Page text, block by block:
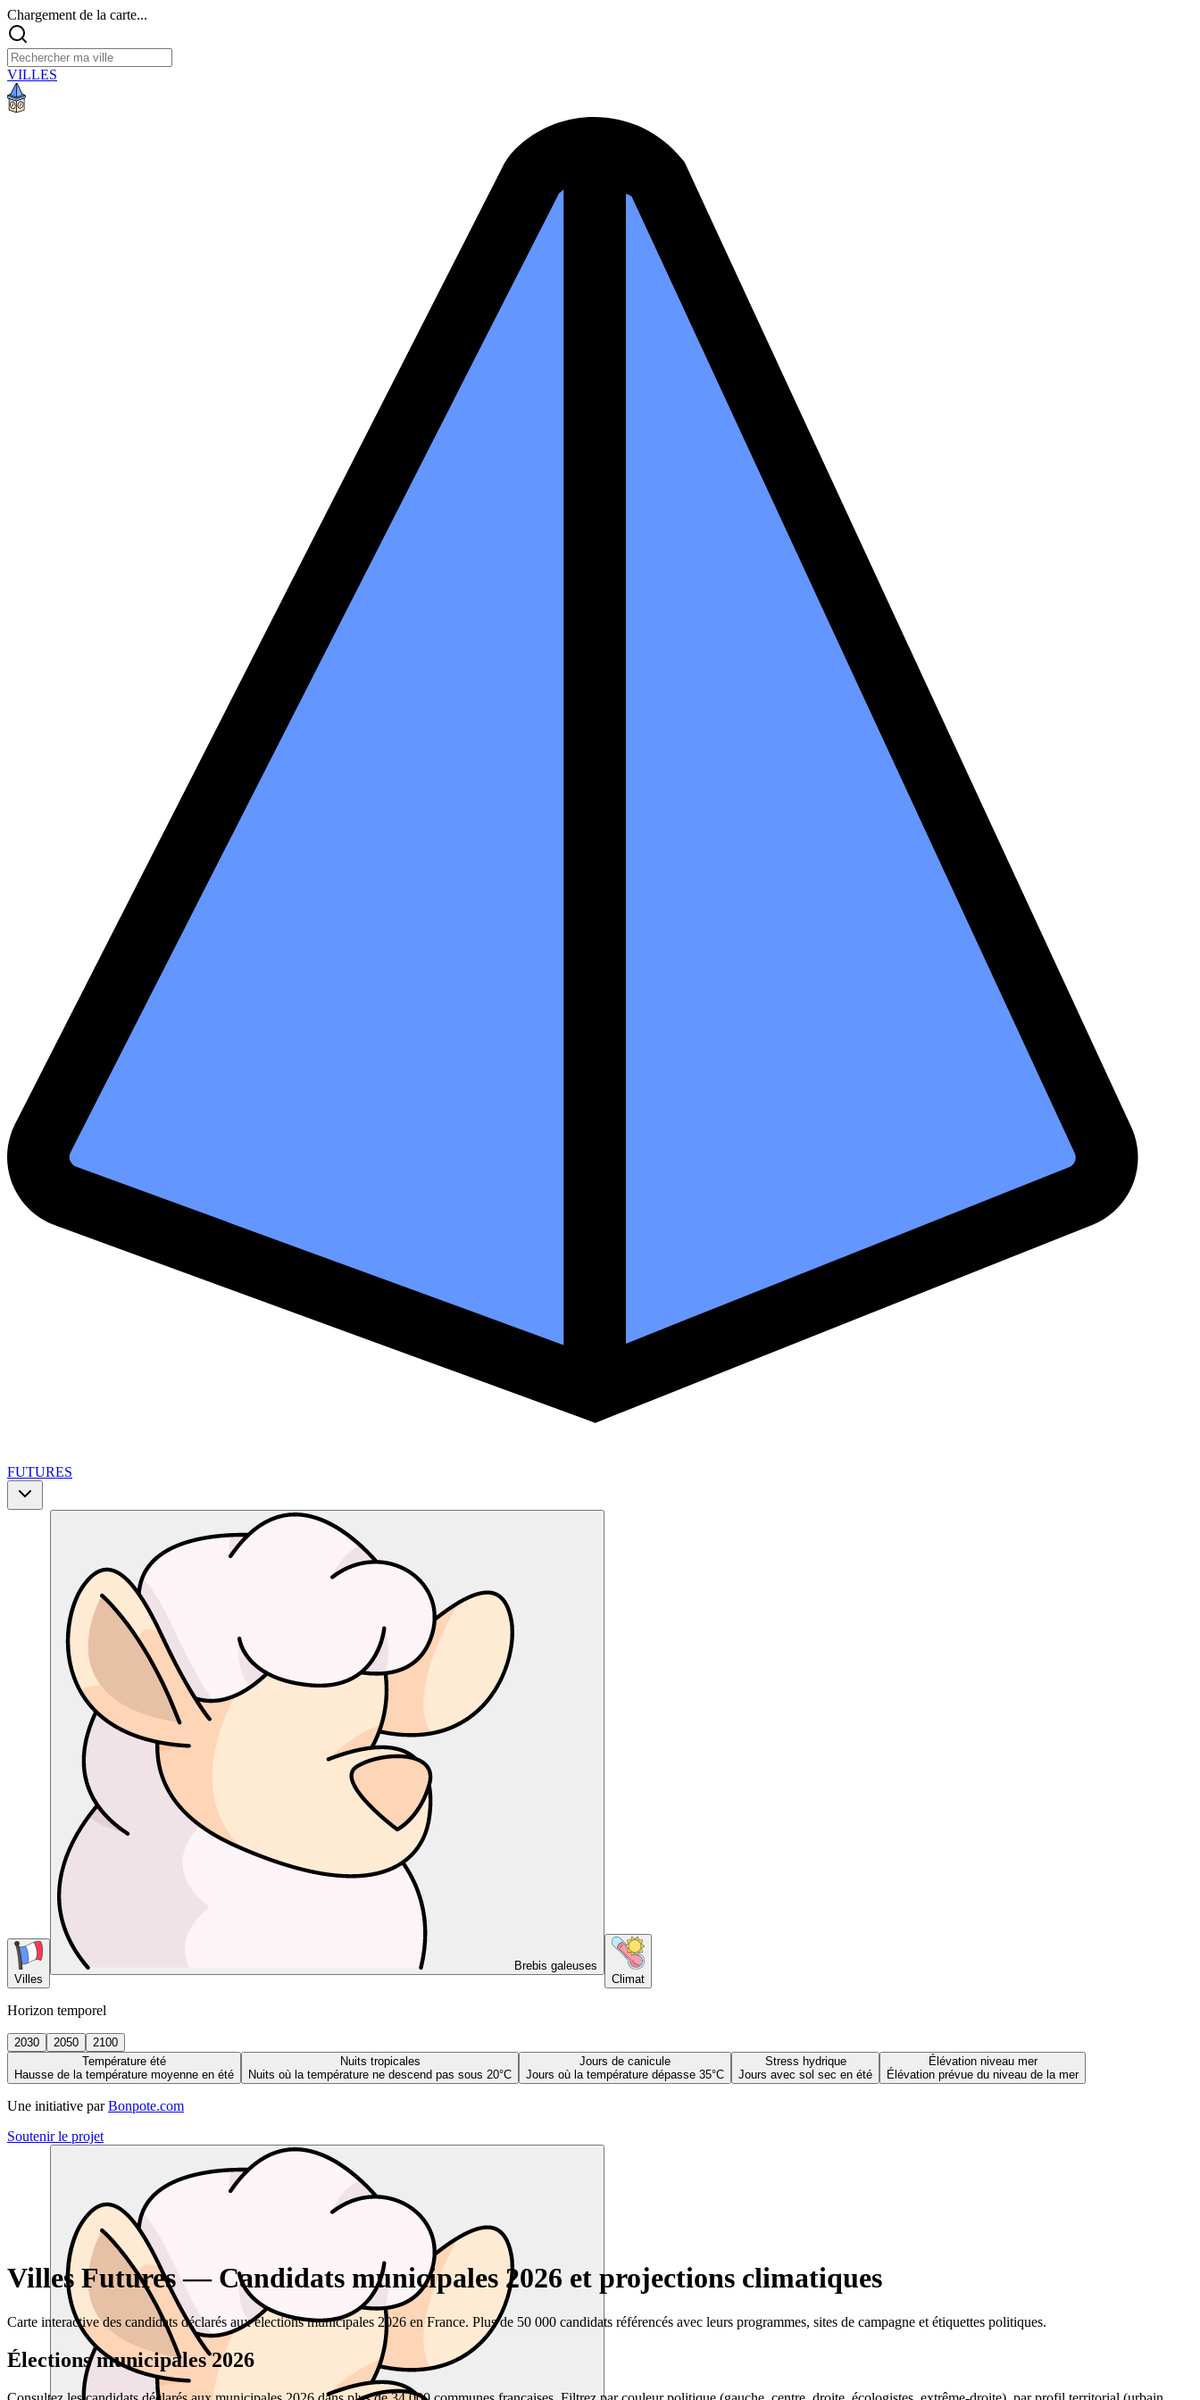
Chargement de la carte...
VILLES
FUTURES
Villes
Brebis galeuses
Climat
Horizon temporel
2030 2050
2100
Température été
Hausse de la température moyenne en été
Nuits tropicales
Nuits où la température ne descend pas sous 20°C
Jours de canicule
Jours où la température dépasse 35°C
Stress hydrique
Jours avec sol sec en été
Élévation niveau mer
Élévation prévue du niveau de la mer
Une initiative par Bonpote.com
Soutenir le projet
Villes Futures — Candidats municipales 2026 et projections climatiques
Carte interactive des candidats déclarés aux élections municipales 2026 en France. Plus de 50 000 candidats référencés avec leurs programmes, sites de campagne et étiquettes politiques.
Élections municipales 2026